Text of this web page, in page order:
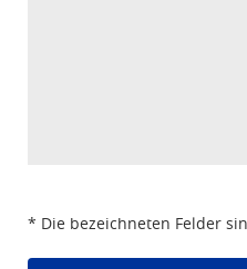
* Die bezeichneten Felder